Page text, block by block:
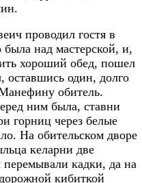
проводил гостя в
была над мастерской, и,
хороший обед, пошел
оставшись один, долго
обитель.
ним была, ставни
горниц через белые
На обительском дворе
келарни две
кадки, да на
кибиткой